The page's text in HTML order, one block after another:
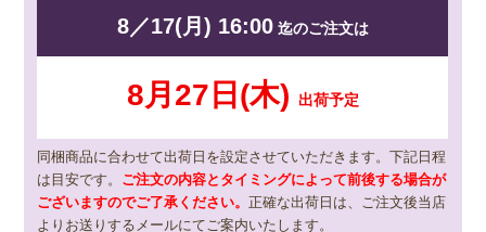
同梱商品に合わせて出荷日を設定させていただきます。下記日程
は目安です。 ご注文の内容とタイミングによって前後する場合が
ございますのでご了承ください。正確な出荷日は、ご注文後当店
よりお送りするメールにてご案内いたします。